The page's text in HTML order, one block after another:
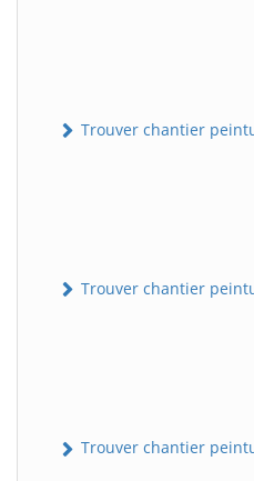
Trouver chantier
Trouver chantier
Trouver chantier